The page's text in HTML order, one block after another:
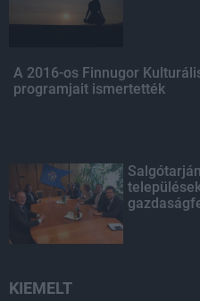
A 2016-os Finnugor
programjait ismertették
KIEMELT